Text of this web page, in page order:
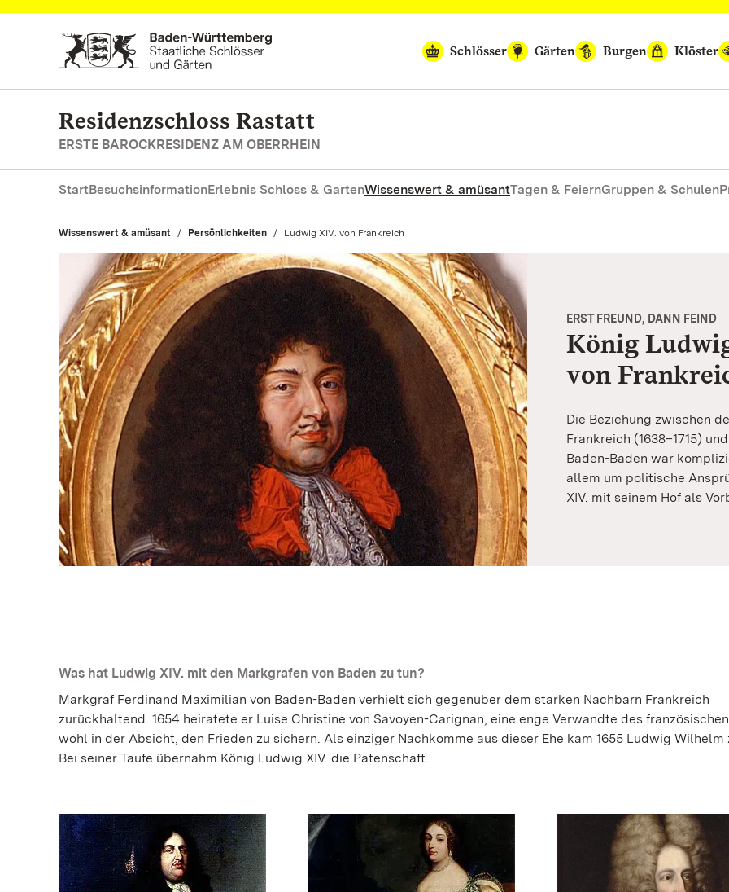
Zum Hauptinhalt springen
Schlösser
Gärten Burgen Klöster
Residenzschloss Rastatt
ERSTE BAROCKRESIDENZ AM OBERRHEIN
StartBesuchsinformationErlebnis Schloss & GartenWissenswert & amüsantTagen & FeiernGruppen & Schulen
Wissenswert & amüsant Persönlichkeiten Aktuell:
Ludwig XIV. von Frankreich
ERST FREUND, DANN FEIND
König
von
Die Beziehung zwischen
Frankreich (1638–1715)
Baden-Baden war
allem um politische
XIV. mit seinem Hof als
Was hat Ludwig XIV. mit den Markgrafen von Baden zu tun?
Markgraf Ferdinand Maximilian von Baden-Baden verhielt sich gegenüber dem starken Nachbarn Frankreich
zurückhaltend. 1654 heiratete er Luise Christine von Savoyen-Carignan, eine enge Verwandte des französischen
wohl in der Absicht, den Frieden zu sichern. Als einziger Nachkomme aus dieser Ehe kam 1655 Ludwig Wilhelm
Bei seiner Taufe übernahm König Ludwig XIV. die Patenschaft.